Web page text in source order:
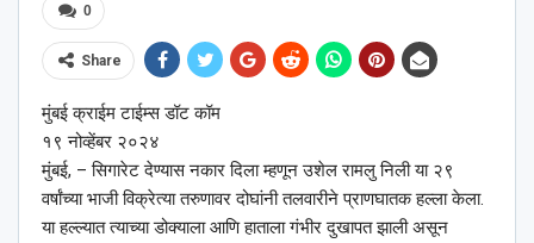
0
Share
मुंबई क्राईम टाईम्स डॉट कॉम
१९ नोव्हेंबर २०२४
मुंबई, – सिगारेट देण्यास नकार दिला म्हणून उशेल रामलु निली या २९
वर्षांच्या भाजी विक्रेत्या तरुणावर दोघांनी तलवारीने प्राणघातक हल्ला केला.
या हल्ल्यात त्याच्या डोक्याला आणि हाताला गंभीर दुखापत झाली असून